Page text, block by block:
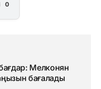
0
Мелконян
бағалады